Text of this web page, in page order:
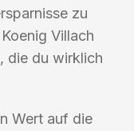
zu
Villach
die du wirklich
Wert auf die